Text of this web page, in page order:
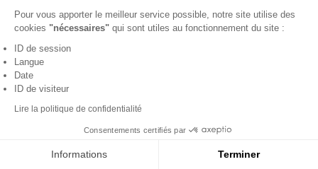
89.00 €
Pour vous apporter le meilleur service possible, notre site utilise des
cookies "nécessaires" qui sont utiles au fonctionnement du site :
ID de session
Langue
Date
ID de visiteur
Lire la politique de confidentialité
Consentements certifiés par
Informations Terminer